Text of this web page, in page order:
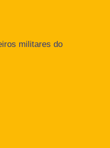
militares do